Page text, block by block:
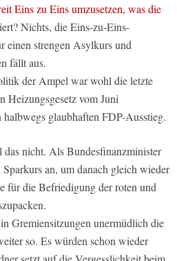
Eins zu Eins umzusetzen, was die
Nichts, die Eins-zu-Eins-
strengen Asylkurs und
fällt aus.
der Ampel war wohl die letzte
Heizungsgesetz vom Juni
halbwegs glaubhaften FDP-Ausstieg.
nicht. Als Bundesfinanzminister
an, um danach gleich wieder
für die Befriedigung der roten und
Gremiensitzungen unermüdlich die
so. Es würden schon wieder